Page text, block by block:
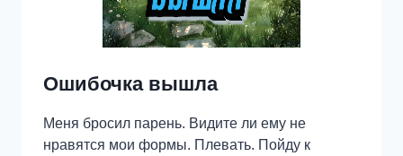
Ошибочка вышла
Меня бросил парень. Видите ли ему не
нравятся мои формы. Плевать. Пойду к